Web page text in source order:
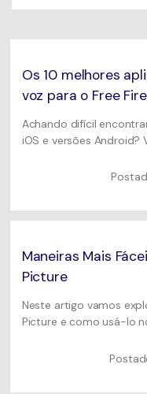
Usuários de Filmes
Usuários de DVD
Vídeo Tutorial
Assista ao tutorial em
UniConverter.
Especificaciones Técnicas
suportados pelo
O que há de novo?
Pesquisar
Os 10 melhores
voz para o Free Fire
Achando difícil
iOS e versões
Maneiras Mais
Picture
Neste artigo vamos
Picture e como usá-lo